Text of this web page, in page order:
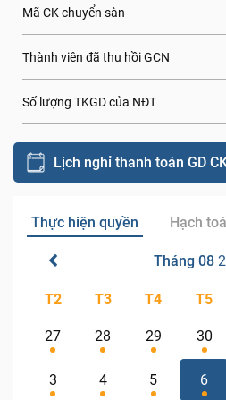
Mã CK chuyển sàn
Thành viên đã thu hồi GCN
Số lượng TKGD của NĐT
Lịch nghỉ thanh toán GD
Thực hiện quyền Hạch
Tháng 08
T2 T3 T4 T5
27 28 29 30
3 4 5 6